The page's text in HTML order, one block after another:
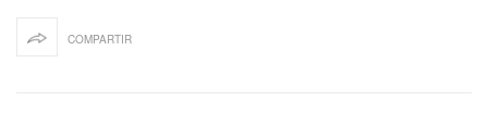
COMPARTIR